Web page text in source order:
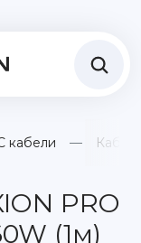
кабели
PRO
(1м)